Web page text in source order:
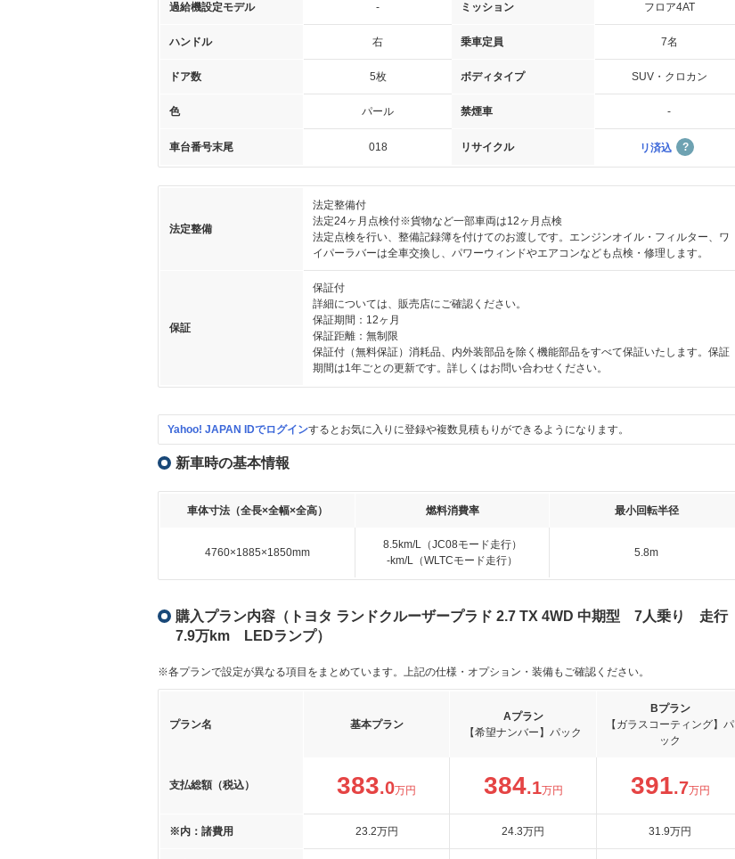
過給機設定モデル - ミッション フロア4AT
ハンドル 右 乗車定員 7名
ドア数 5枚 ボディタイプ SUV・クロカン
色 パール 禁煙車 -
車台番号末尾 018 リサイクル リ済込
法定整備
法定整備付
法定24ヶ月点検付※貨物など一部車両は12ヶ月点検
法定点検を行い、整備記録簿を付けてのお渡しです。エンジンオイル・フィルター、ワ
イパーラバーは全車交換し、パワーウィンドやエアコンなども点検・修理します。
保証
保証付
詳細については、販売店にご確認ください。
保証期間：12ヶ月
保証距離：無制限
保証付（無料保証）消耗品、内外装部品を除く機能部品をすべて保証いたします。保証
期間は1年ごとの更新です。詳しくはお問い合わせください。
Yahoo! JAPAN IDでログインするとお気に入りに登録や複数見積もりができるようになります。
新車時の基本情報
車体寸法（全長×全幅×全高） 燃料消費率 最小回転半径
4760×1885×1850mm
8.5km/L（JC08モード走行）
-km/L（WLTCモード走行）
5.8m
購入プラン内容（トヨタ ランドクルーザープラド 2.7 TX 4WD 中期型 7人乗り 走行
7.9万km LEDランプ）
※各プランで設定が異なる項目をまとめています。上記の仕様・オプション・装備もご確認ください。
プラン名 基本プラン
Aプラン
【希望ナンバー】パック
Bプラン
【ガラスコーティング】パ
ック
支払総額（税込） 383.0万円 384.1万円 391.7万円
※内：諸費用 23.2万円 24.3万円 31.9万円